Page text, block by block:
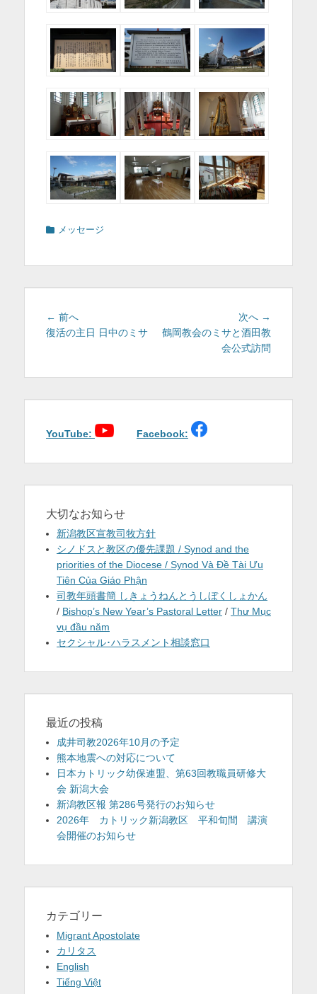
カ メッセージ
投
稿
ー
ョ
← 前へ
の
復活の主日 日中のミサ
次へ →
鶴岡教会のミサと酒田教
会公式訪問
YouTube: Facebook:
大切なお知らせ
新潟教区宣教司牧方針
シノドスと教区の優先課題 / Synod and the
priorities of the Diocese / Synod Và Đề Tài Ưu
Tiên Của Giáo Phận
司教年頭書簡 しきょうねんとうしぼくしょかん
/ Bishop’s New Year’s Pastoral Letter / Thư Mục
vụ đầu năm
セクシャル･ハラスメント相談窓口
最近の投稿
成井司教2026年10月の予定
熊本地震への対応について
日本カトリック幼保連盟、第63回教職員研修大
会 新潟大会
新潟教区報 第286号発行のお知らせ
2026年 カトリック新潟教区 平和旬間 講演
会開催のお知らせ
カテゴリー
Migrant Apostolate
カリタス
English
Tiếng Việt